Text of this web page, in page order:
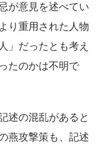
が意見を述べてい
り重用された人物
」だったとも考え
たのかは不明で
述の混乱があると
燕攻撃策も、記述